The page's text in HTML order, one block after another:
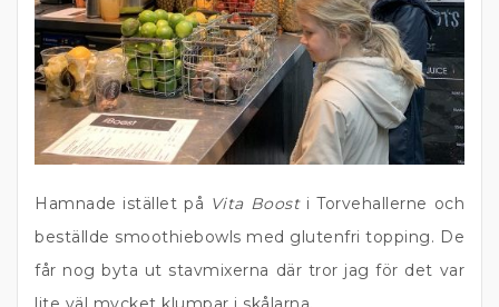
Hamnade istället på Vita Boosti Torvehallerne och
beställde smoothiebowls med glutenfri topping. De
får nog byta ut stavmixerna där tror jag för det var